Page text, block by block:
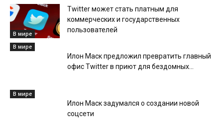
В мире
Twitter может стать платным для
коммерческих и государственных
пользователей
В мире
Илон Маск предложил превратить главный
офис Twitter в приют для бездомных...
В мире
Илон Маск задумался о создании новой
соцсети